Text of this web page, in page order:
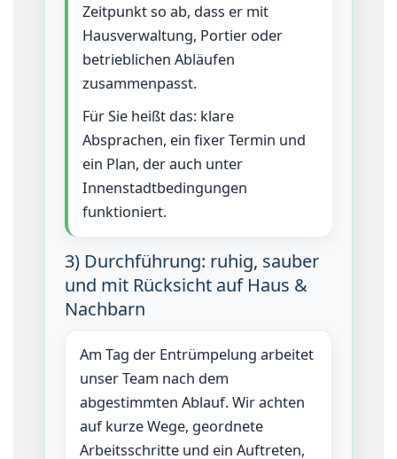
Zeitpunkt so ab, dass er mit
Hausverwaltung, Portier oder
betrieblichen Abläufen
zusammenpasst.
Für Sie heißt das: klare
Absprachen, ein fixer Termin und
ein Plan, der auch unter
Innenstadtbedingungen
funktioniert.
3) Durchführung: ruhig, sauber
und mit Rücksicht auf Haus &
Nachbarn
Am Tag der Entrümpelung arbeitet
unser Team nach dem
abgestimmten Ablauf. Wir achten
auf kurze Wege, geordnete
Arbeitsschritte und ein Auftreten,